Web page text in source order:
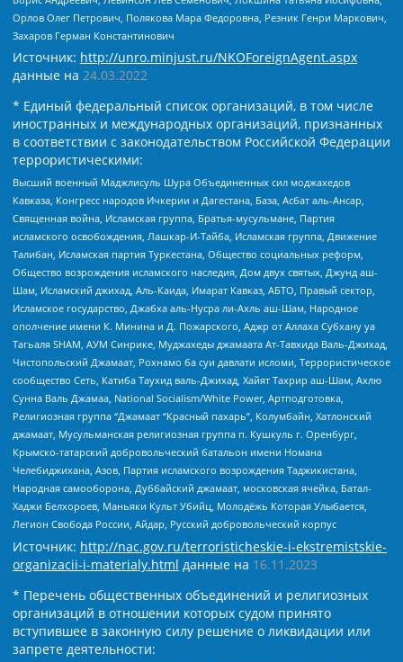
Орлов Олег Петрович, Полякова Мара Федоровна, Резник Генри Маркович,
Захаров Герман Константинович
Источник: http://unro.minjust.ru/NKOForeignAgent.aspx
данные на 24.03.2022
* Единый федеральный список организаций, в том числе
иностранных и международных организаций, признанных
в соответствии с законодательством Российской Федерации
террористическими:
Высший военный Маджлисуль Шура Объединенных сил моджахедов
Кавказа, Конгресс народов Ичкерии и Дагестана, База, Асбат аль-Ансар,
Священная война, Исламская группа, Братья-мусульмане, Партия
исламского освобождения, Лашкар-И-Тайба, Исламская группа, Движение
Талибан, Исламская партия Туркестана, Общество социальных реформ,
Общество возрождения исламского наследия, Дом двух святых, Джунд аш-
Шам, Исламский джихад, Аль-Каида, Имарат Кавказ, АБТО, Правый сектор,
Исламское государство, Джабха аль-Нусра ли-Ахль аш-Шам, Народное
ополчение имени К. Минина и Д. Пожарского, Аджр от Аллаха Субхану уа
Тагьаля SHAM, АУМ Синрике, Муджахеды джамаата Ат-Тавхида Валь-Джихад,
Чистопольский Джамаат, Рохнамо ба суи давлати исломи, Террористическое
сообщество Сеть, Катиба Таухид валь-Джихад, Хайят Тахрир аш-Шам, Ахлю
Сунна Валь Джамаа, National Socialism/White Power, Артподготовка,
Религиозная группа “Джамаат “Красный пахарь”, Колумбайн, Хатлонский
джамаат, Мусульманская религиозная группа п. Кушкуль г. Оренбург,
Крымско-татарский добровольческий батальон имени Номана
Челебиджихана, Азов, Партия исламского возрождения Таджикистана,
Народная самооборона, Дуббайский джамаат, московская ячейка, Батал-
Хаджи Белхороев, Маньяки Культ Убийц, Молодёжь Которая Улыбается,
Легион Свобода России, Айдар, Русский добровольческий корпус
Источник: http://nac.gov.ru/terroristicheskie-i-ekstremistskie-
organizacii-i-materialy.html данные на 16.11.2023
* Перечень общественных объединений и религиозных
организаций в отношении которых судом принято
вступившее в законную силу решение о ликвидации или
запрете деятельности: